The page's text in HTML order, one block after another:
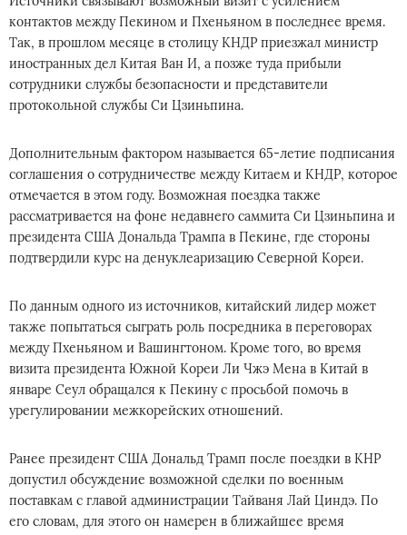
контактов между Пекином и Пхеньяном в последнее время.
Так, в прошлом месяце в столицу КНДР приезжал министр
иностранных дел Китая Ван И, а позже туда прибыли
сотрудники службы безопасности и представители
протокольной службы Си Цзиньпина.
Дополнительным фактором называется 65-летие подписания
соглашения о сотрудничестве между Китаем и КНДР, которое
отмечается в этом году. Возможная поездка также
рассматривается на фоне недавнего саммита Си Цзиньпина и
президента США Дональда Трампа в Пекине, где стороны
подтвердили курс на денуклеаризацию Северной Кореи.
По данным одного из источников, китайский лидер может
также попытаться сыграть роль посредника в переговорах
между Пхеньяном и Вашингтоном. Кроме того, во время
визита президента Южной Кореи Ли Чжэ Мена в Китай в
январе Сеул обращался к Пекину с просьбой помочь в
урегулировании межкорейских отношений.
Ранее президент США Дональд Трамп после поездки в КНР
допустил обсуждение возможной сделки по военным
поставкам с главой администрации Тайваня Лай Циндэ. По
его словам, для этого он намерен в ближайшее время